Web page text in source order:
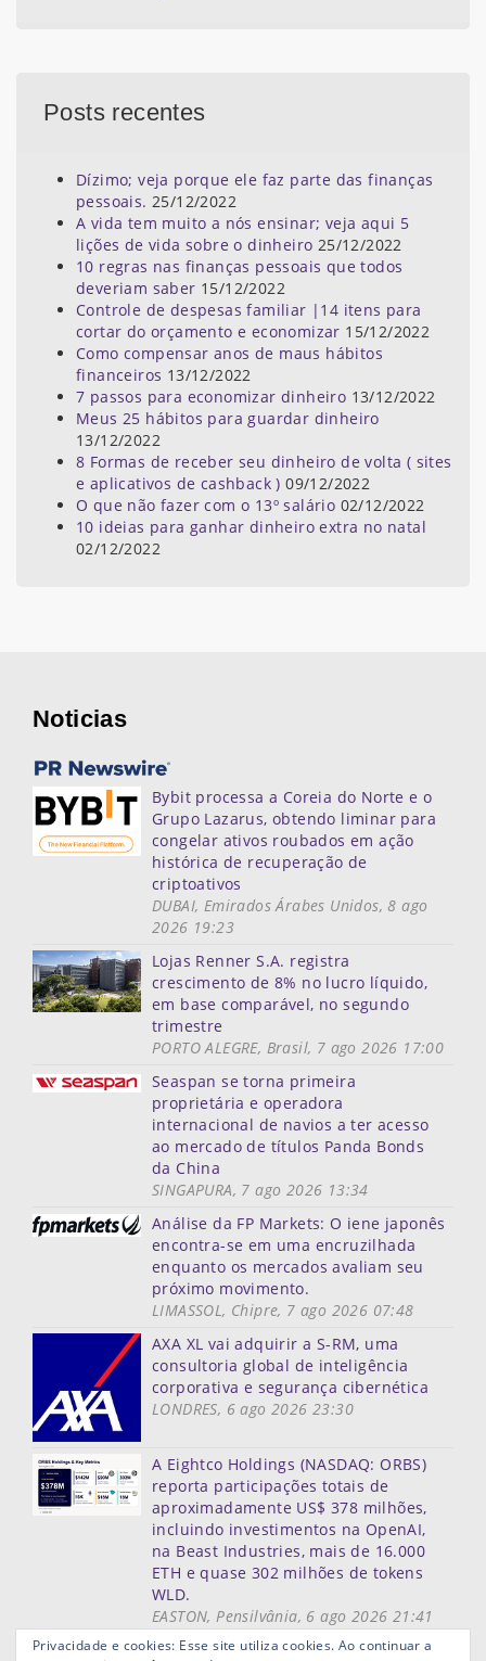
Posts recentes
Dízimo; veja porque ele faz parte das finanças
pessoais. 25/12/2022
A vida tem muito a nós ensinar; veja aqui 5
lições de vida sobre o dinheiro 25/12/2022
10 regras nas finanças pessoais que todos
deveriam saber 15/12/2022
Controle de despesas familiar |14 itens para
cortar do orçamento e economizar 15/12/2022
Como compensar anos de maus hábitos
financeiros 13/12/2022
7 passos para economizar dinheiro 13/12/2022
Meus 25 hábitos para guardar dinheiro
13/12/2022
8 Formas de receber seu dinheiro de volta ( sites
e aplicativos de cashback ) 09/12/2022
O que não fazer com o 13º salário 02/12/2022
10 ideias para ganhar dinheiro extra no natal
02/12/2022
Noticias
Bybit processa a Coreia do Norte e o
Grupo Lazarus, obtendo liminar para
congelar ativos roubados em ação
histórica de recuperação de
criptoativos
DUBAI, Emirados Árabes Unidos, 8 ago
2026 19:23
Lojas Renner S.A. registra
crescimento de 8% no lucro líquido,
em base comparável, no segundo
trimestre
PORTO ALEGRE, Brasil, 7 ago 2026 17:00
Seaspan se torna primeira
proprietária e operadora
internacional de navios a ter acesso
ao mercado de títulos Panda Bonds
da China
SINGAPURA, 7 ago 2026 13:34
Análise da FP Markets: O iene japonês
encontra-se em uma encruzilhada
enquanto os mercados avaliam seu
próximo movimento.
LIMASSOL, Chipre, 7 ago 2026 07:48
AXA XL vai adquirir a S-RM, uma
consultoria global de inteligência
corporativa e segurança cibernética
LONDRES, 6 ago 2026 23:30
A Eightco Holdings (NASDAQ: ORBS)
reporta participações totais de
aproximadamente US$ 378 milhões,
incluindo investimentos na OpenAI,
na Beast Industries, mais de 16.000
ETH e quase 302 milhões de tokens
WLD.
EASTON, Pensilvânia, 6 ago 2026 21:41
Mais notícias
Privacidade e cookies: Esse site utiliza cookies. Ao continuar a